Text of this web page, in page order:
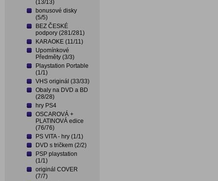
(13/13)
bonusové disky
(5/5)
BEZ ČESKÉ
podpory (281/281)
KARAOKE (11/11)
Upomínkové
Předměty (3/3)
Playstation Portable
(1/1)
VHS originál (33/33)
Obaly na DVD a BD
(28/28)
hry PS4
OSCAROVÁ +
PLATINOVÁ edice
(76/76)
PS VITA - hry (1/1)
DVD s tričkem (2/2)
PSP playstation
(1/1)
originál COVER
(7/7)